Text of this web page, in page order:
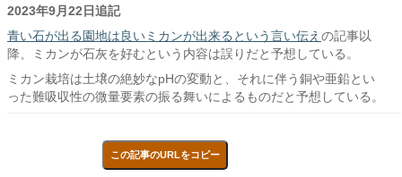
2023年9月22日追記
青い石が出る園地は良いミカンが出来るという言い伝え の記事以
降、ミカンが石灰を好むという内容は誤りだと予想している。
ミカン栽培は土壌の絶妙なpHの変動と、それに伴う銅や亜鉛とい
った難吸収性の微量要素の振る舞いによるものだと予想している。
この記事のURLをコピー